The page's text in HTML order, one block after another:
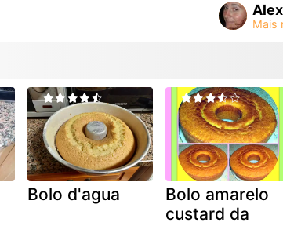
Bolo d'agua
Bolo amarelo
custard da